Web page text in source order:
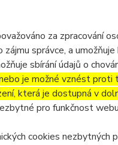
za zpracování
správce, a
sbírání údajů o
je možné vznést proti
která je dostupná v
pro funkčnost
cookies nezbytných